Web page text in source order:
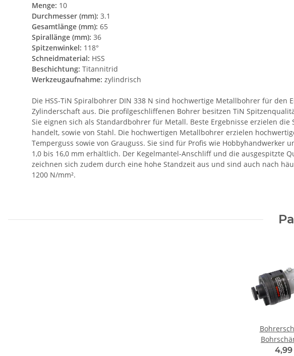
Menge: 10
Durchmesser (mm): 3.1
Gesamtlänge (mm): 65
Spirallänge (mm): 36
Spitzenwinkel: 118°
Schneidmaterial: HSS
Beschichtung: Titannitrid
Werkzeugaufnahme: zylindrisch
Die HSS-TiN Spiralbohrer DIN 338 N sind hochwertige Metallbohrer für
Zylinderschaft aus. Die profilgeschliffenen Bohrer besitzen TiN
Sie eignen sich als Standardbohrer für Metall. Beste Ergebnisse erzielen
handelt, sowie von Stahl. Die hochwertigen Metallbohrer erzielen
Temperguss sowie von Grauguss. Sie sind für Profis wie Hobbyhandwerker
1,0 bis 16,0 mm erhältlich. Der Kegelmantel-Anschliff und die ausgespitzte
zeichnen sich zudem durch eine hohe Standzeit aus und sind auch nach
1200 N/mm².
schärfen